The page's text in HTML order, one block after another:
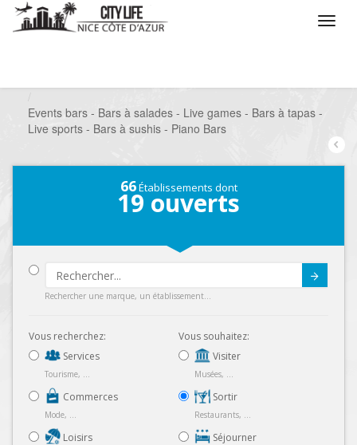
Events bars - Bars à salades - Live games - Bars à tapas -
Live sports - Bars à sushis - Piano Bars
66Établissements dont
19 ouverts
Rechercher une marque, un établissement...
Vous recherchez:
Services
Tourisme, ...
Commerces
Mode, ...
Loisirs
Vous souhaitez:
Visiter
Musées, ...
Sortir
Restaurants, ...
Séjourner